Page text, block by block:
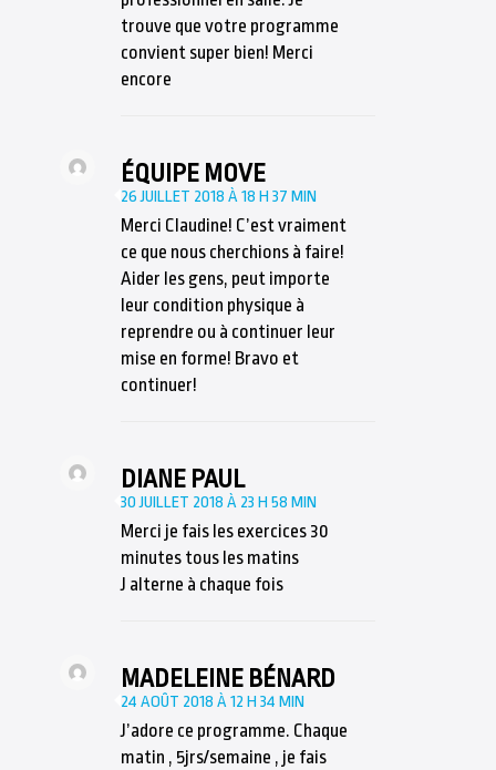
trouve que votre programme
convient super bien! Merci
encore
ÉQUIPE MOVE
26 JUILLET 2018 À 18 H 37 MIN
Merci Claudine! C’est vraiment
ce que nous cherchions à faire!
Aider les gens, peut importe
leur condition physique à
reprendre ou à continuer leur
mise en forme! Bravo et
continuer!
DIANE PAUL
30 JUILLET 2018 À 23 H 58 MIN
Merci je fais les exercices 30
minutes tous les matins
J alterne à chaque fois
MADELEINE BÉNARD
24 AOÛT 2018 À 12 H 34 MIN
J’adore ce programme. Chaque
matin , 5jrs/semaine , je fais